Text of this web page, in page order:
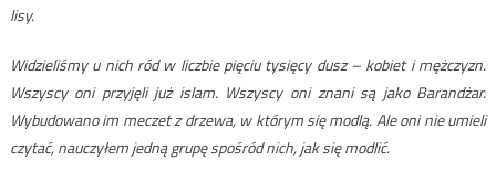
lisy.
Widzieliśmy u nich ród w liczbie pięciu tysięcy dusz – kobiet i mężczyzn.
Wszyscy oni przyjęli już islam. Wszyscy oni znani są jako Barandżar.
Wybudowano im meczet z drzewa, w którym się modlą. Ale oni nie umieli
czytać, nauczyłem jedną grupę spośród nich, jak się modlić.